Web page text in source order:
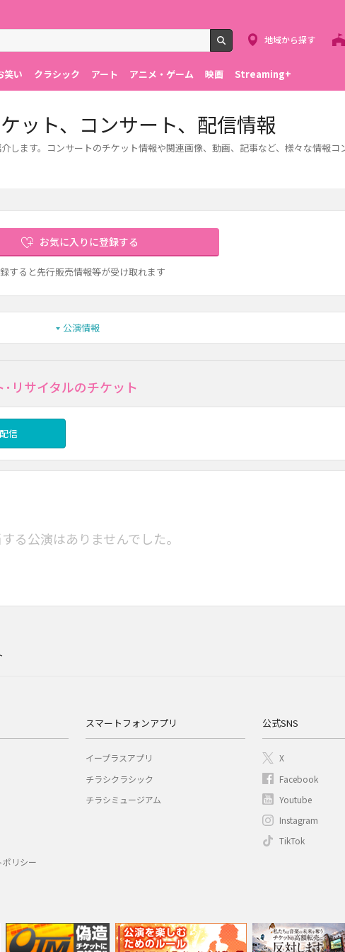
検索
地域から探す
笑い クラシック アート アニメ・ゲーム 映画 Streaming+
ット、コンサート、配信情報
します。コンサートのチケット情報や関連画像、動画、記事など、様々な情報コ
お気に入りに登録する
すると先行販売情報等が受け取れます
公演情報
リサイタルのチケット
配信
る公演はありませんでした。
リシー
スマートフォンアプリ
イープラスアプリ
チラシクラシック
チラシミュージアム
公式SNS
X
Facebook
Youtube
Instagram
TikTok